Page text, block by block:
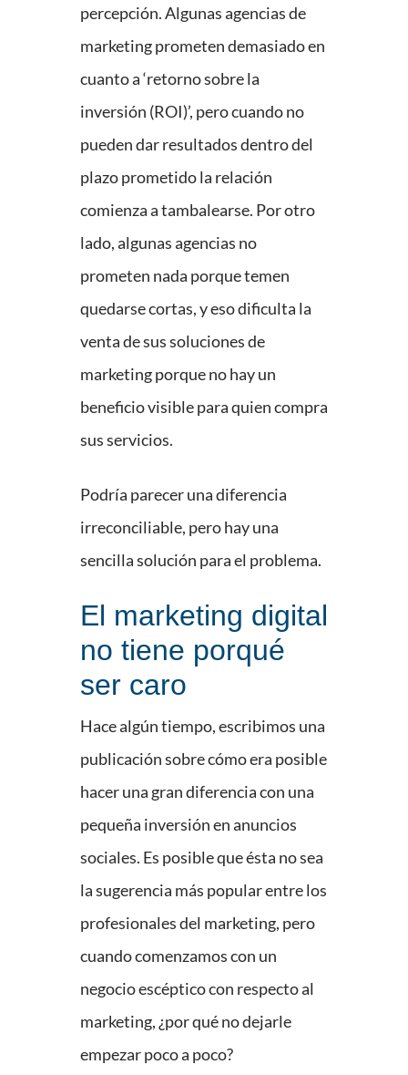
percepción. Algunas agencias de
marketing prometen demasiado en
cuanto a ‘retorno sobre la
inversión (ROI)’, pero cuando no
pueden dar resultados dentro del
plazo prometido la relación
comienza a tambalearse. Por otro
lado, algunas agencias no
prometen nada porque temen
quedarse cortas, y eso dificulta la
venta de sus soluciones de
marketing porque no hay un
beneficio visible para quien compra
sus servicios.
Podría parecer una diferencia
irreconciliable, pero hay una
sencilla solución para el problema.
El marketing digital
no tiene porqué
ser caro
Hace algún tiempo, escribimos una
publicación sobre cómo era posible
hacer una gran diferencia con una
pequeña inversión en anuncios
sociales. Es posible que ésta no sea
la sugerencia más popular entre los
profesionales del marketing, pero
cuando comenzamos con un
negocio escéptico con respecto al
marketing, ¿por qué no dejarle
empezar poco a poco?